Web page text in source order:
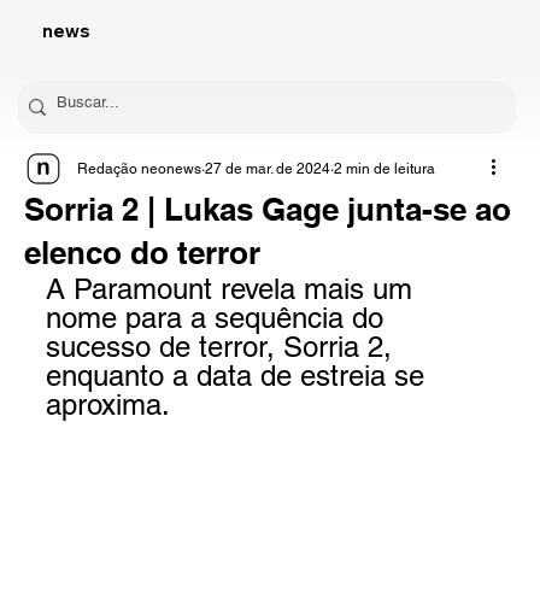
news
Sorria 2 | Lukas Gage junta-se ao
elenco do terror
Redação neonews 27 de mar. de 2024 2 min de leitura
A Paramount revela mais um
nome para a sequência do
sucesso de terror, Sorria 2,
enquanto a data de estreia se
aproxima.